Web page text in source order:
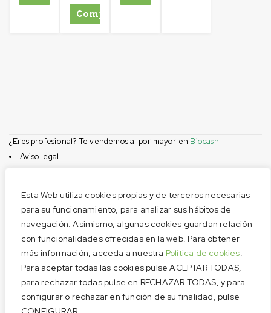
Esta Web utiliza cookies propias y de terceros necesarias
para su funcionamiento, para analizar sus hábitos de
navegación. Asimismo, algunas cookies guardan relación
con funcionalidades ofrecidas en la web. Para obtener
más información, acceda a nuestra Política de cookies.
Para aceptar todas las cookies pulse ACEPTAR TODAS,
para rechazar todas pulse en RECHAZAR TODAS, y para
configurar o rechazar en función de su finalidad, pulse
Comprar
¿Eres profesional? Te vendemos al por mayor en Biocash
Aviso legal
Privacidad
Cookies
Condiciones de compra
Privacidad
Cookies